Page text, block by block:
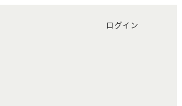
ログイン